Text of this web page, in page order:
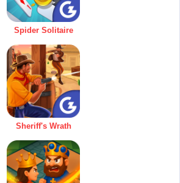
Spider Solitaire
Sheriff's Wrath